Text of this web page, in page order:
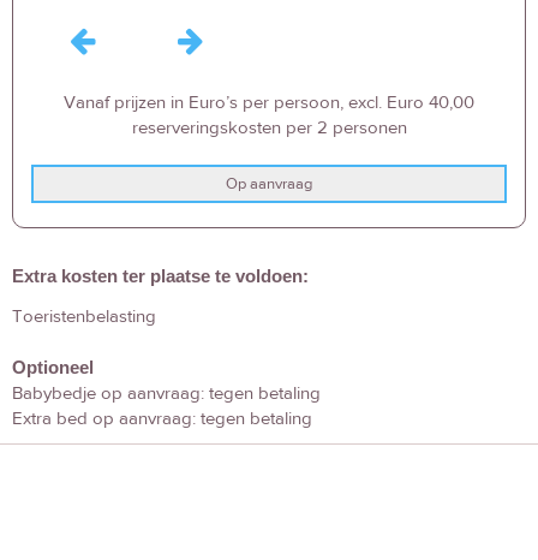
Vanaf prijzen in Euro’s per persoon, excl. Euro 40,00
reserveringskosten per 2 personen
Op aanvraag
Extra kosten ter plaatse te voldoen:
Toeristenbelasting
Optioneel
Babybedje op aanvraag: tegen betaling
Extra bed op aanvraag: tegen betaling